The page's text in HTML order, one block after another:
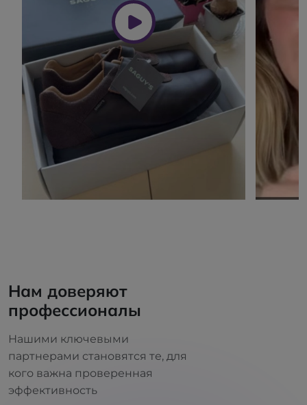
Нам доверяют
профессионалы
Нашими ключевыми
партнерами становятся те, для
кого важна проверенная
эффективность